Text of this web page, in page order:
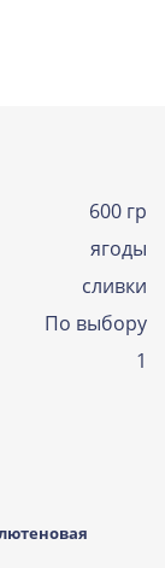
600 гр
ягоды
сливки
По выбору
1